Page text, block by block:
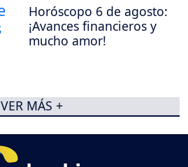
Horóscopo 6 de agosto:
¡Avances financieros y
mucho amor!
VER MÁS +